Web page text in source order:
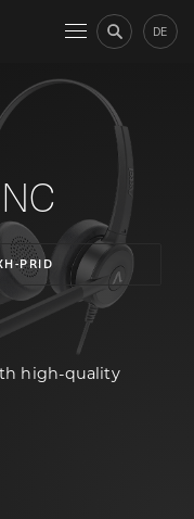
DE
PRID
high-quality